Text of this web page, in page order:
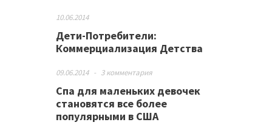
10.06.2014
Дети-Потребители:
Коммерциализация Детства
09.06.2014 - 3 комментария
Спа для маленьких девочек
становятся все более
популярными в США